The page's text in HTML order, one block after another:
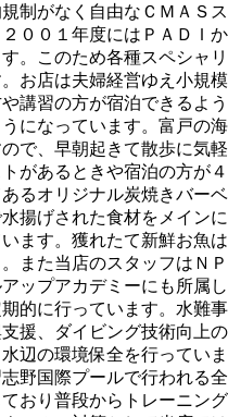
制がなく自由なＣＭＡＳス
００１年度にはＰＡＤＩか
。このため各種スペシャリ
お店は夫婦経営ゆえ小規模
講習の方が宿泊できるよう
になっています。富戸の海
で、早朝起きて散歩に気軽
があるときや宿泊の方が４
るオリジナル炭焼きバーベ
揚げされた食材をメインに
ます。獲れたて新鮮お魚は
また当店のスタッフはＮＰ
ップアカデミーにも所属し
的に行っています。水難事
援、ダイビング技術向上の
辺の環境保全を行っていま
野国際プールで行われる全
おり普段からトレーニング